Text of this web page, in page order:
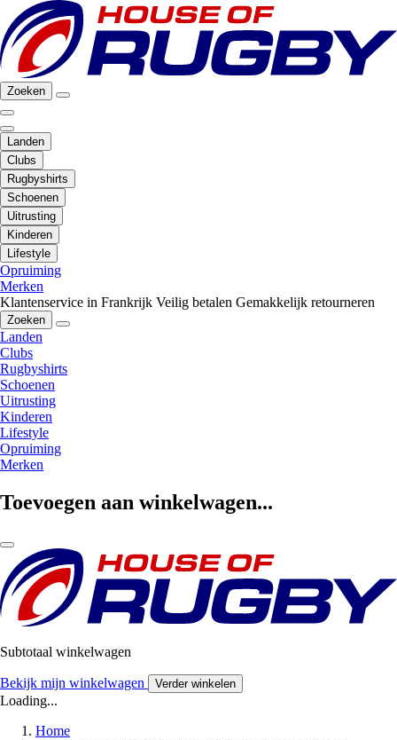
Zoeken
Landen
Clubs
Rugbyshirts
Schoenen
Uitrusting
Kinderen
Lifestyle
Opruiming
Merken
Klantenservice in Frankrijk Veilig betalen Gemakkelijk retourneren
Zoeken
Landen
Clubs
Rugbyshirts
Schoenen
Uitrusting
Kinderen
Lifestyle
Opruiming
Merken
Toevoegen aan winkelwagen...
Subtotaal winkelwagen
Bekijk mijn winkelwagen Verder winkelen
Loading...
Home